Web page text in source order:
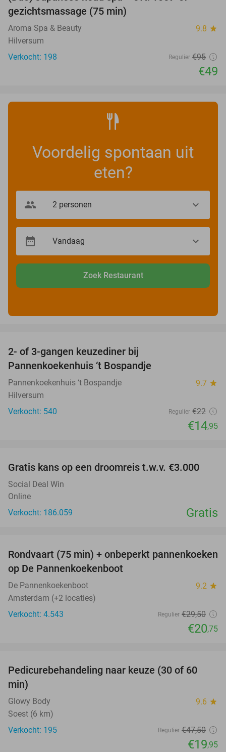
gezichtsmassage (75 min)
Aroma Spa & Beauty 9.8 star
Hilversum
Verkocht: 198
Regulier €95
€49
Voordelig spontaan uit
eten?
Zoek Restaurant
2- of 3-gangen keuzediner bij
Pannenkoekenhuis ‘t Bospandje
Pannenkoekenhuis ‘t Bospandje 9.7 star
Hilversum
Verkocht: 540
Regulier €22
€14,95
Gratis kans op een droomreis t.w.v. €3.000
Social Deal Win
Online
Verkocht: 186.059
Gratis
30%
Rondvaart (75 min) + onbeperkt pannenkoeken
op De Pannenkoekenboot
De Pannenkoekenboot 9.2 star
Amsterdam (+2 locaties)
Verkocht: 4.543
Regulier €29,50
€20,75
58%
Pedicurebehandeling naar keuze (30 of 60
min)
Glowy Body 9.6 star
Soest (6 km)
Verkocht: 195
Regulier €47,50
€19,95